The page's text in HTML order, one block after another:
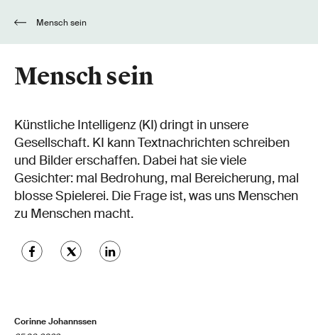
Mensch sein
Mensch sein
Künstliche Intelligenz (KI) dringt in unsere
Gesellschaft. KI kann Textnachrichten schreiben
und Bilder erschaffen. Dabei hat sie viele
Gesichter: mal Bedrohung, mal Bereicherung, mal
blosse Spielerei. Die Frage ist, was uns Menschen
zu Menschen macht.
Corinne Johannssen